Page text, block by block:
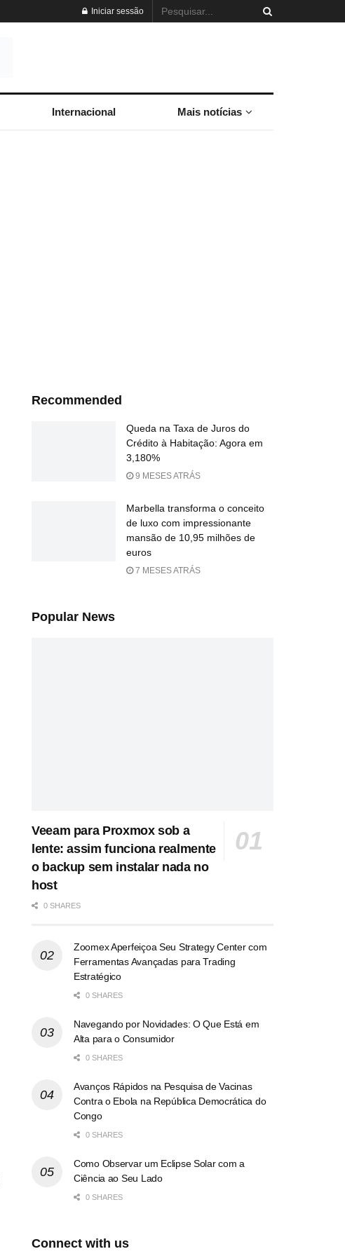
Iniciar sessão
Internacional Mais notícias
Recommended
Queda na Taxa de Juros do
Crédito à Habitação: Agora em
3,180%
9 MESES ATRÁS
Marbella transforma o conceito
de luxo com impressionante
mansão de 10,95 milhões de
euros
7 MESES ATRÁS
Popular News
Veeam para Proxmox sob a
lente: assim funciona realmente
o backup sem instalar nada no
host
0 SHARES
Zoomex Aperfeiçoa Seu Strategy Center com
Ferramentas Avançadas para Trading
Estratégico
0 SHARES
Navegando por Novidades: O Que Está em
Alta para o Consumidor
0 SHARES
Avanços Rápidos na Pesquisa de Vacinas
Contra o Ebola na República Democrática do
Congo
0 SHARES
Como Observar um Eclipse Solar com a
Ciência ao Seu Lado
0 SHARES
Connect with us